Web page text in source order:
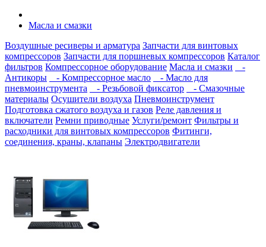
Масла и смазки
Воздушные ресиверы и арматура Запчасти для винтовых
компрессоров Запчасти для поршневых компрессоров Каталог
фильтров Компрессорное оборудование Масла и смазки
-
Антикоры
- Компрессорное масло
- Масло для
пневмоинструмента
- Резьбовой фиксатор
- Смазочные
материалы Осушители воздуха Пневмоинструмент
Подготовка сжатого воздуха и газов Реле давления и
включатели Ремни приводные Услуги/ремонт Фильтры и
расходники для винтовых компрессоров Фитинги,
соединения, краны, клапаны Электродвигатели